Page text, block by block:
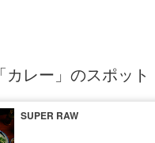
「カレー」のスポット
SUPER RAW